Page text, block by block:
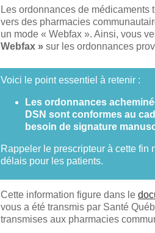
Les ordonnances de
vers des pharmacies
un mode « Webfax ». Ainsi, vous
Webfax » sur les ordonnances
Voici le point essentiel à retenir :
Les ordonnances
DSN sont conformes au
besoin de signature
Rappeler le prescripteur à cette fin
délais pour les patients.
Cette information figure dans le
vous a été transmis par Santé
transmises aux pharmacies